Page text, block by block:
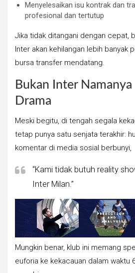
Menyelesaikan isu kontrak dan
profesional dan tertutup
Jika tidak ditangani dengan cepat,
Inter akan kehilangan lebih banyak
bursa transfer mendatang.
Bukan Inter Namanya
Drama
Meski begitu, di tengah segala
tetap punya satu senjata terakhir:
komentar di media sosial berbunyi,
“Kami tidak butuh reality
Inter Milan.”
Mungkin benar, klub ini memang
euforia ke kekacauan dalam waktu